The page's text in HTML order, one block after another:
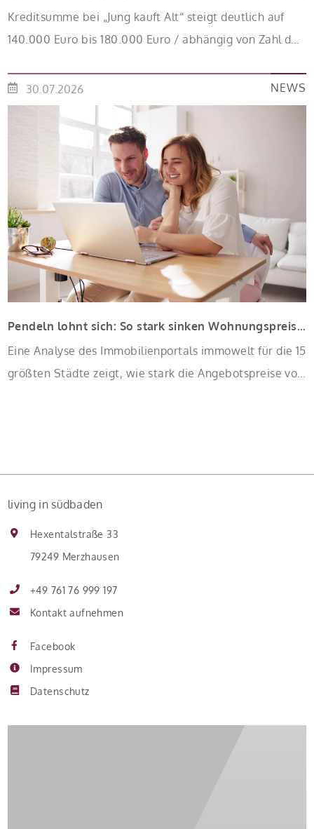
Kreditsumme bei „Jung kauft Alt“ steigt deutlich auf
140.000 Euro bis 180.000 Euro / abhängig von Zahl der
verbilligt: Heutiger Zins bei 0,53 Prozent effektiv bei 35
Jahren Laufzeit und 10 Jahren Zinsbindung
Antragstellende verpflichten sich zu energetischer
Sanierung binnen 54 Monaten nach Förderzusage /
Sanierung in Einzelmaßnahmen […]
30.07.2026 NEWS
Pendeln lohnt sich: So stark sinken Wohnungspreise im Umland
Eine Analyse des Immobilienportals immowelt für die 15
größten Städte zeigt, wie stark die Angebotspreise von
living in südbaden
Hexentalstraße 33
79249 Merzhausen
+49 761 76 999 197
Kontakt aufnehmen
Facebook
Impressum
Datenschutz